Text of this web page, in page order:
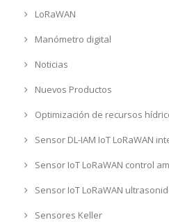
LoRaWAN
Manómetro digital
Noticias
Nuevos Productos
Optimización de recursos
Sensor DL-IAM IoT LoRaWAN
Sensor IoT LoRaWAN control
Sensor IoT LoRaWAN
Sensores Keller